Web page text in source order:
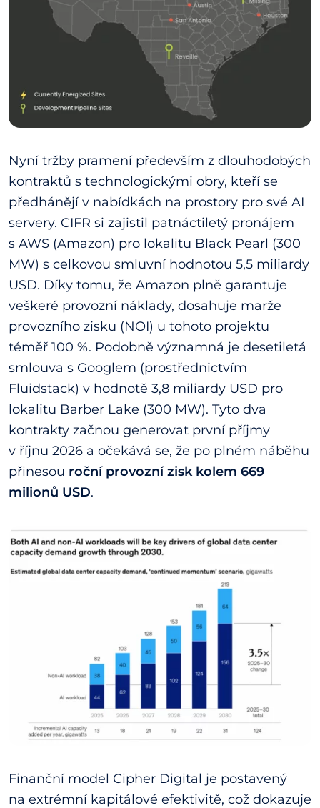
Nyní tržby pramení především z dlouhodobých
kontraktů s technologickými obry, kteří se
předhánějí v nabídkách na prostory pro své AI
servery. CIFR si zajistil patnáctiletý pronájem
s AWS (Amazon) pro lokalitu Black Pearl (300
MW) s celkovou smluvní hodnotou 5,5 miliardy
USD. Díky tomu, že Amazon plně garantuje
veškeré provozní náklady, dosahuje marže
provozního zisku (NOI) u tohoto projektu
téměř 100 %. Podobně významná je desetiletá
smlouva s Googlem (prostřednictvím
Fluidstack) v hodnotě 3,8 miliardy USD pro
lokalitu Barber Lake (300 MW). Tyto dva
kontrakty začnou generovat první příjmy
v říjnu 2026 a očekává se, že po plném náběhu
přinesou roční provozní zisk kolem 669
milionů USD.
Finanční model Cipher Digital je postavený
na extrémní kapitálové efektivitě, což dokazuje